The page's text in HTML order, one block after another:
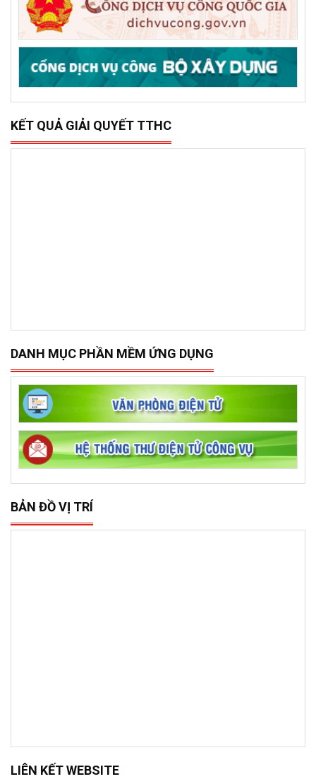
KẾT QUẢ GIẢI QUYẾT TTHC
DANH MỤC PHẦN MỀM ỨNG DỤNG
BẢN ĐỒ VỊ TRÍ
LIÊN KẾT WEBSITE